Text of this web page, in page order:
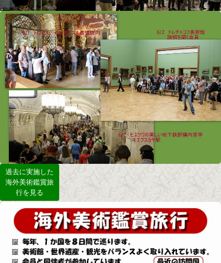
過去に実施した
海外美術鑑賞旅
行を見る